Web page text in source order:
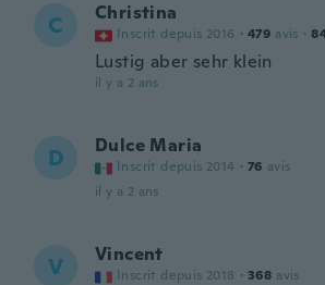
C Christina
Inscrit depuis 2016 · 479 avis ·
Lustig aber sehr klein
il y a 2 ans
D Dulce Maria
Inscrit depuis 2014 · 76 avis
il y a 2 ans
V Vincent
Inscrit depuis 2018 · 368 avis